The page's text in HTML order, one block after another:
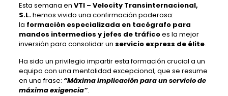
Esta semana en VTI – Velocity Transinternacional,
S.L.hemos vivido una confirmación poderosa:
la formación especializada en tacógrafo para
mandos intermedios y jefes de tráficoes la mejor
inversión para consolidar un servicio express de élite.
Ha sido un privilegio impartir esta formación crucial a un
equipo con una mentalidad excepcional, que se resume
en una frase: “Máxima implicación para un servicio de
máxima exigencia”.